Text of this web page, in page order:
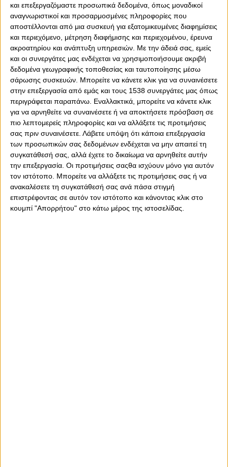
και επεξεργαζόμαστε προσωπικά δεδομένα, όπως μοναδικοί
αναγνωριστικοί και προσαρμοσμένες πληροφορίες που
αποστέλλονται από μια συσκευή για εξατομικευμένες διαφημίσεις
και περιεχόμενο, μέτρηση διαφήμισης και περιεχομένου, έρευνα
ακροατηρίου και ανάπτυξη υπηρεσιών. Με την άδειά σας, εμείς
και οι συνεργάτες μας ενδέχεται να χρησιμοποιήσουμε ακριβή
δεδομένα γεωγραφικής τοποθεσίας και ταυτοποίησης μέσω
σάρωσης συσκευών. Μπορείτε να κάνετε κλικ για να συναινέσετε
στην επεξεργασία από εμάς και τους 1538 συνεργάτες μας όπως
περιγράφεται παραπάνω. Εναλλακτικά, μπορείτε να κάνετε κλικ
για να αρνηθείτε να συναινέσετε ή να αποκτήσετε πρόσβαση σε
πιο λεπτομερείς πληροφορίες και να αλλάξετε τις προτιμήσεις
σας πριν συναινέσετε. Λάβετε υπόψη ότι κάποια επεξεργασία
των προσωπικών σας δεδομένων ενδέχεται να μην απαιτεί τη
συγκατάθεσή σας, αλλά έχετε το δικαίωμα να αρνηθείτε αυτήν
την επεξεργασία. Οι προτιμήσεις σαςθα ισχύουν μόνο για αυτόν
τον ιστότοπο. Μπορείτε να αλλάξετε τις προτιμήσεις σας ή να
ανακαλέσετε τη συγκατάθεσή σας ανά πάσα στιγμή
επιστρέφοντας σε αυτόν τον ιστότοπο και κάνοντας κλικ στο
κουμπί "Απορρήτου" στο κάτω μέρος της ιστοσελίδας.
0
Στη γιορτή του, ο Θανάσης Ανδρούτσος δεν πήρε δώρο,
αλλά… έδωσε, αφού μετά από μια εξαιρετική ατομική
ενέργεια, «έφτιαξε» το γκολ του Γκάρι Ροντρίγκες, για
το τελικό 1-0 επί του Άρη στο Κύπελλο Ελλάδας. Με τον
τρόπο αυτό, έδωσε την πρώτη του φετινή ασίστ, ενώ δεν
πρέπει να ξεχνάμε πως έχει σκοράρει και ένα πολύ
σημαντικό γκολ, αυτό με τον Λεβαδειακό στο
πρωτάθλημα (0-1). Ο Έλληνας άσος, έγινε παράλληλα και
ο 16 οςπαίκτης που δίνει ασίστ εφέτος, σε όλες τις
διοργανώσεις.
Μέσα σε αυτούς τους 16 βέβαια, βρίσκεται και ο Λάζαρ